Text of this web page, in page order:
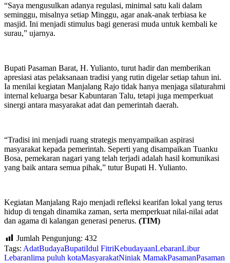
“Saya mengusulkan adanya regulasi, minimal satu kali dalam
seminggu, misalnya setiap Minggu, agar anak-anak terbiasa ke
masjid. Ini menjadi stimulus bagi generasi muda untuk kembali ke
surau,” ujarnya.
Bupati Pasaman Barat, H. Yulianto, turut hadir dan memberikan
apresiasi atas pelaksanaan tradisi yang rutin digelar setiap tahun ini.
Ia menilai kegiatan Manjalang Rajo tidak hanya menjaga silaturahmi
internal keluarga besar Kabuntaran Talu, tetapi juga memperkuat
sinergi antara masyarakat adat dan pemerintah daerah.
“Tradisi ini menjadi ruang strategis menyampaikan aspirasi
masyarakat kepada pemerintah. Seperti yang disampaikan Tuanku
Bosa, pemekaran nagari yang telah terjadi adalah hasil komunikasi
yang baik antara semua pihak,” tutur Bupati H. Yulianto.
Kegiatan Manjalang Rajo menjadi refleksi kearifan lokal yang terus
hidup di tengah dinamika zaman, serta memperkuat nilai-nilai adat
dan agama di kalangan generasi penerus. (TIM)
Jumlah Pengunjung: 432
Tags: AdatBudayaBupatiIdul FitriKebudayaanLebaranLibur
Lebaranlima puluh kotaMasyarakatNiniak MamakPasamanPasaman